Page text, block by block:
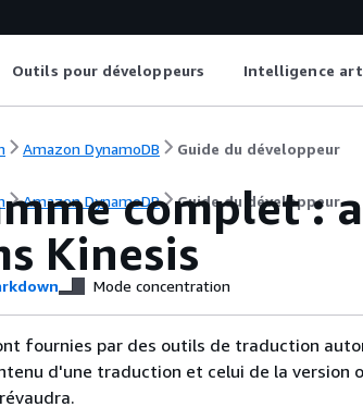
Outils pour développeurs Intelligence
Amazon DynamoDB Guide du développeur
Amazon DynamoDB Guide du développeur
complet :
Kinesis
Mode concentration
fournies par des outils de traduction
d'une traduction et celui de la version